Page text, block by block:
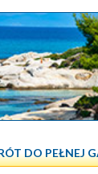
DO PEŁNEJ